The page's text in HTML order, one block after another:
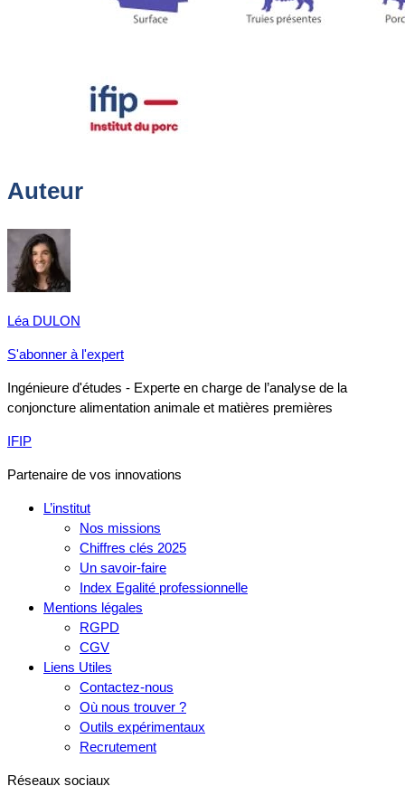
Auteur
Léa DULON
S'abonner à l'expert
Ingénieure d'études - Experte en charge de l’analyse de la
conjoncture alimentation animale et matières premières
IFIP
Partenaire de vos innovations
L’institut
Nos missions
Chiffres clés 2025
Un savoir-faire
Index Egalité professionnelle
Mentions légales
RGPD
CGV
Liens Utiles
Contactez-nous
Où nous trouver ?
Outils expérimentaux
Recrutement
Réseaux sociaux